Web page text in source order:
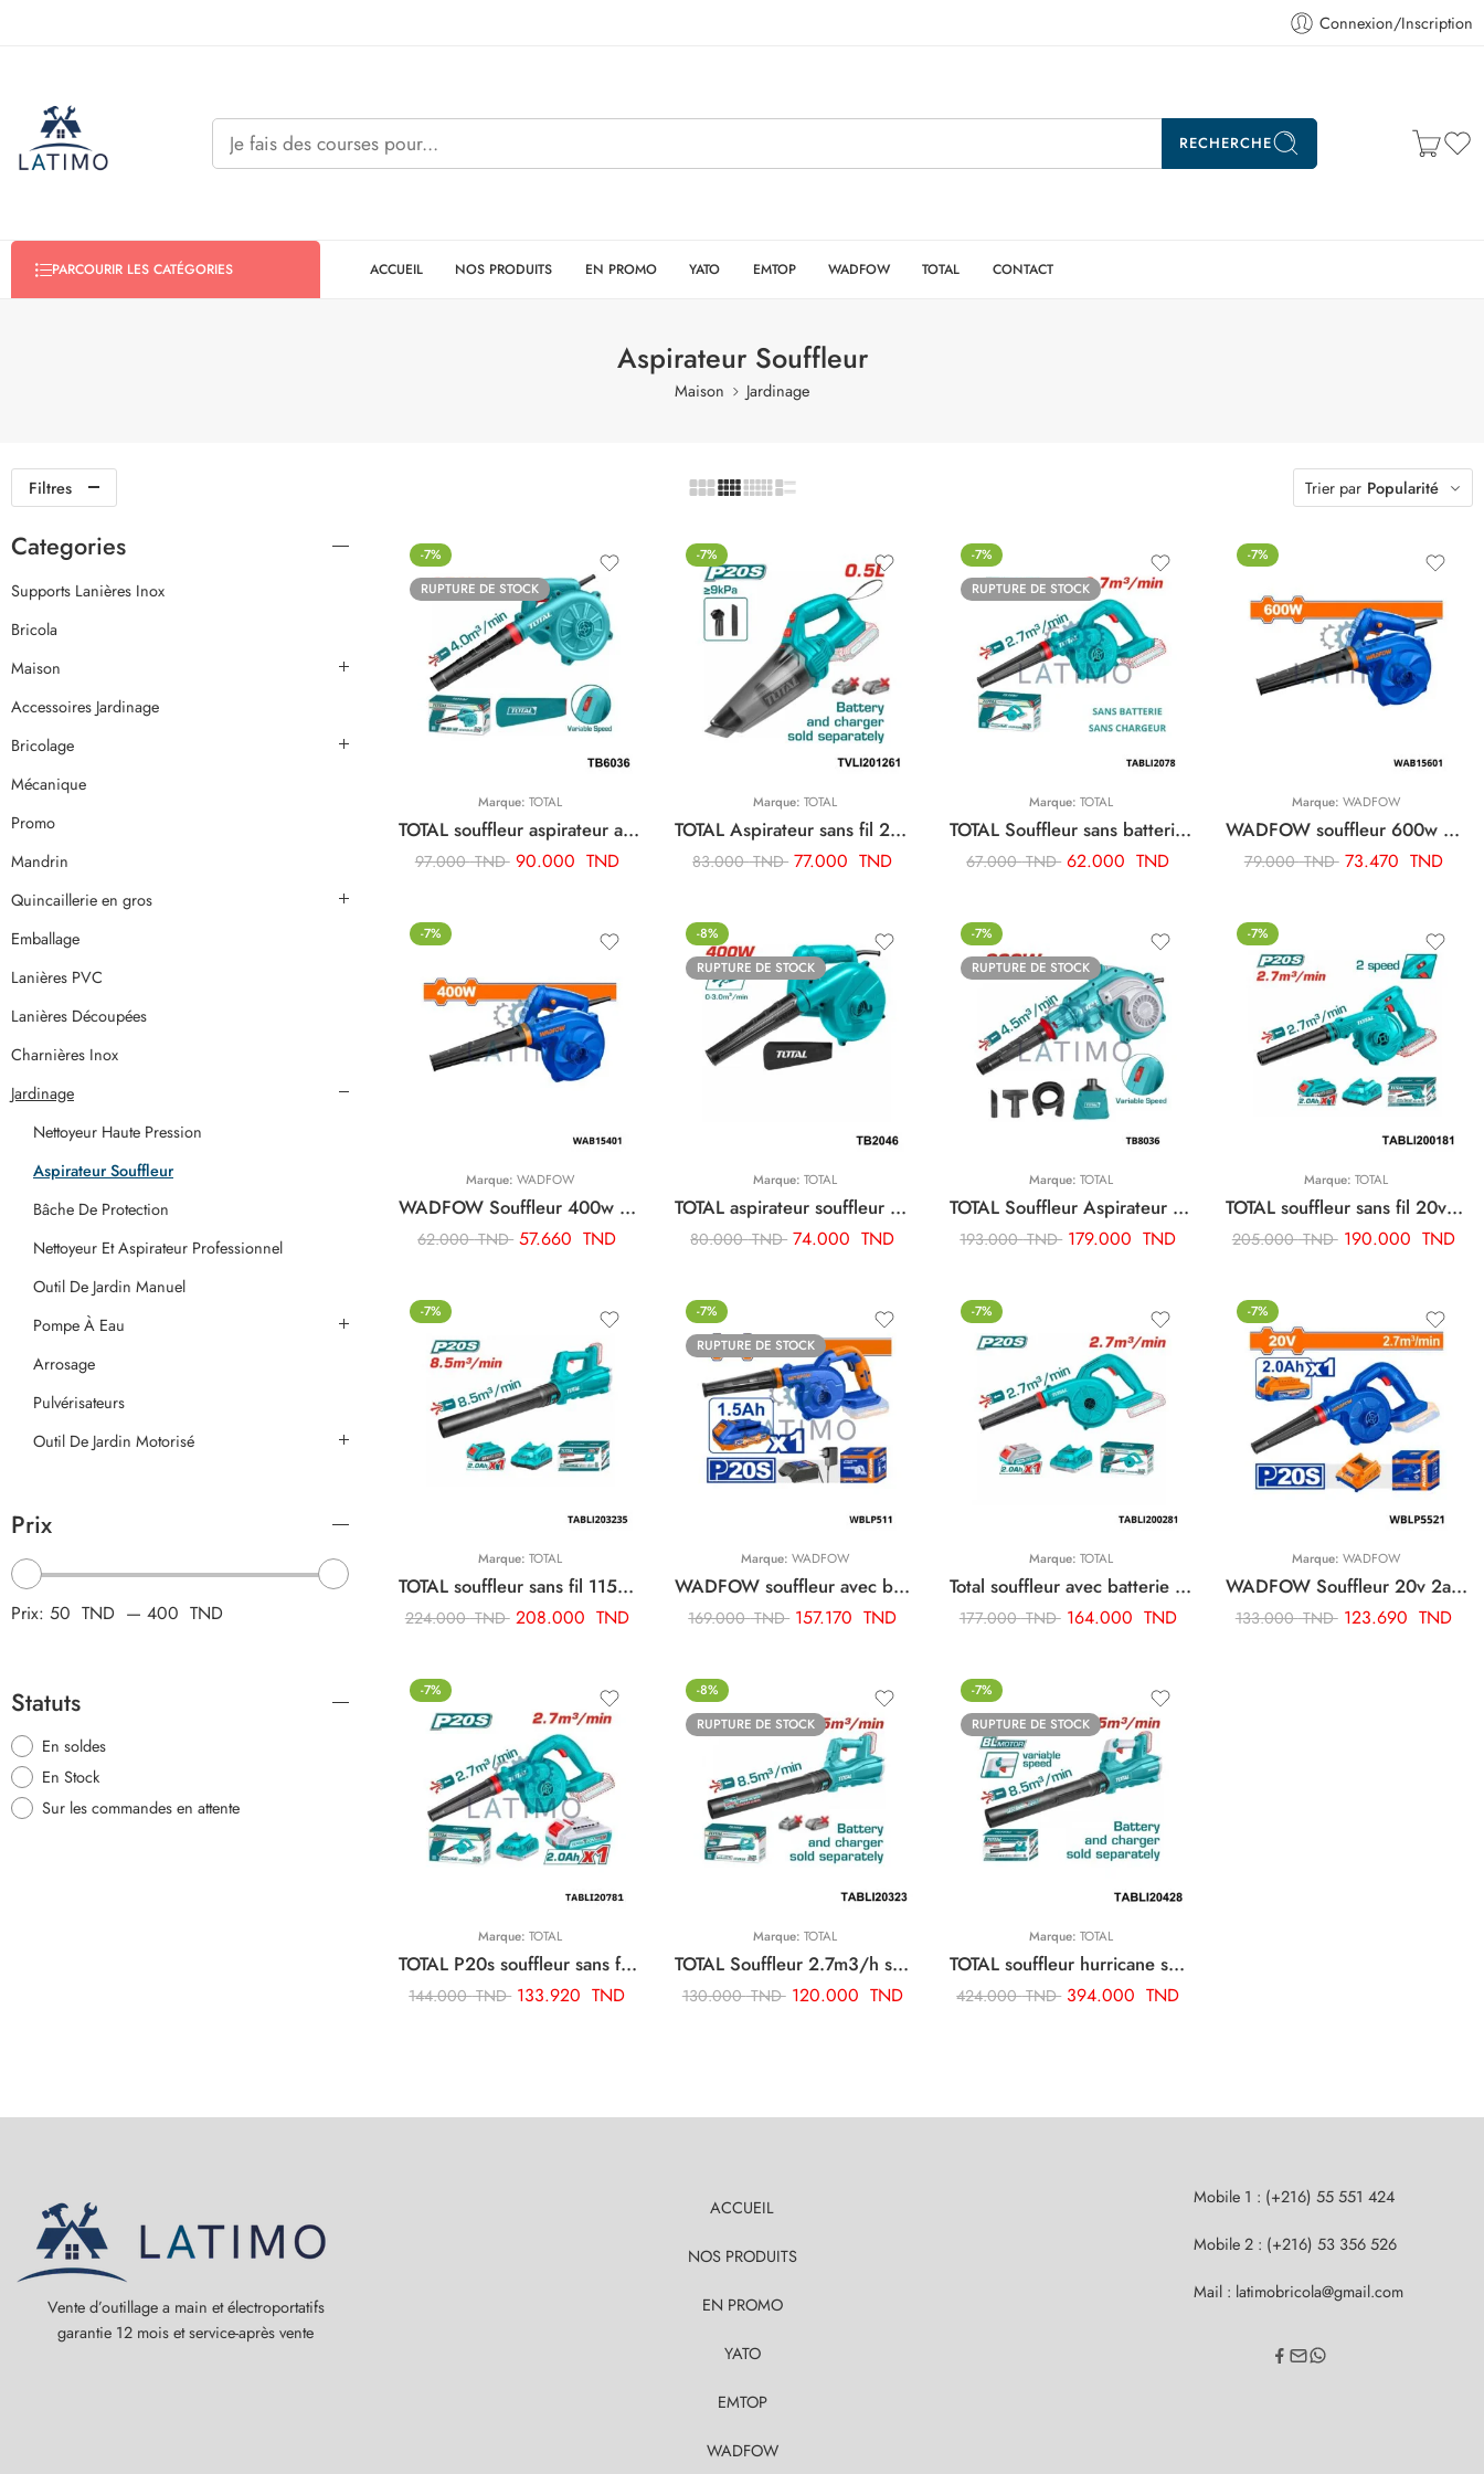
Connexion/Inscription
RECHERCHE
PARCOURIR LES CATÉGORIES ACCUEIL NOS PRODUITS EN PROMO YATO EMTOP WADFOW TOTAL CONTACT
Aspirateur Souffleur
Maison Jardinage
Filtres Trier par Popularité
-7%
RUPTURE DE STOCK
Marque: TOTAL
TOTAL souffleur aspirateur avec variateur 650w TB6036
97.000TND 90.000 TND
-7%
Marque:TOTAL
TOTAL Aspirateur sans fil 20v 0.5l TVLI201261
83.000TND 77.000 TND
-7%
RUPTURE DE STOCK
Marque: TOTAL
TOTAL Souffleur sans batterie sans chargeur TABLI2078
67.000TND 62.000 TND
-7%
Marque:WADFOW
WADFOW souffleur 600w WAB15601
79.000TND 73.470 TND
-7%
Marque: WADFOW
WADFOW Souffleur 400w WAB15401
62.000TND 57.660 TND
-8%
RUPTURE DE STOCK
Marque:TOTAL
TOTAL aspirateur souffleur 400w TB2046
80.000TND 74.000 TND
-7%
RUPTURE DE STOCK
Marque: TOTAL
TOTAL Souffleur Aspirateur 800w TB8036
193.000TND 179.000 TND
-7%
Marque:TOTAL
TOTAL souffleur sans fil 20v avec variateur TABLI200181
205.000TND 190.000 TND
-7%
Marque: TOTAL
TOTAL souffleur sans fil 115km/h TABLI203235
224.000TND 208.000 TND
-7%
RUPTURE DE STOCK
Marque:WADFOW
WADFOW souffleur avec batterie WBLP511
169.000TND 157.170 TND
-7%
Marque: TOTAL
Total souffleur avec batterie TABLI200281
177.000TND 164.000 TND
-7%
Marque:WADFOW
WADFOW Souffleur 20v 2ah WBLP5521
133.000TND 123.690 TND
-7%
Marque: TOTAL
TOTAL P20s souffleur sans fil 20v TABLI20781
144.000TND 133.920 TND
-8%
RUPTURE DE STOCK
Marque:TOTAL
TOTAL Souffleur 2.7m3/h sans batterie sans chargeur TABLI20323
130.000TND 120.000 TND
-7%
RUPTURE DE STOCK
Marque: TOTAL
TOTAL souffleur hurricane sans fil TABLI20428
424.000TND 394.000 TND
Categories
Supports Lanières Inox
Bricola
Maison
Accessoires Jardinage
Bricolage
Mécanique
Promo
Mandrin
Quincaillerie en gros
Emballage
Lanières PVC
Lanières Découpées
Charnières Inox
Jardinage
Nettoyeur Haute Pression
Aspirateur Souffleur
Bâche De Protection
Nettoyeur Et Aspirateur Professionnel
Outil De Jardin Manuel
Pompe À Eau
Arrosage
Pulvérisateurs
Outil De Jardin Motorisé
Prix
Prix: 50 TND — 400 TND
Statuts
En soldes
En Stock
Sur les commandes en attente
Vente d’outillage a main et électroportatifs
garantie 12 mois et service-après vente
ACCUEIL
NOS PRODUITS
EN PROMO
YATO
EMTOP
WADFOW
Mobile 1 : (+216) 55 551 424
Mobile 2 : (+216) 53 356 526
Mail : latimobricola@gmail.com